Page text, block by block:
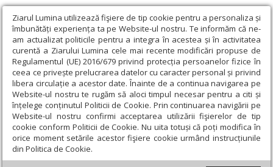
Ziarul Lumina utilizează fişiere de tip cookie pentru a personaliza și
îmbunătăți experiența ta pe Website-ul nostru. Te informăm că ne-
am actualizat politicile pentru a integra în acestea și în activitatea
curentă a Ziarului Lumina cele mai recente modificări propuse de
Regulamentul (UE) 2016/679 privind protecția persoanelor fizice în
ceea ce privește prelucrarea datelor cu caracter personal și privind
libera circulație a acestor date. Înainte de a continua navigarea pe
Website-ul nostru te rugăm să aloci timpul necesar pentru a citi și
înțelege conținutul Politicii de Cookie. Prin continuarea navigării pe
Website-ul nostru confirmi acceptarea utilizării fişierelor de tip
cookie conform Politicii de Cookie. Nu uita totuși că poți modifica în
orice moment setările acestor fişiere cookie urmând instrucțiunile
din Politica de Cookie.
Calendar articole
« »
IANUARIE 2025